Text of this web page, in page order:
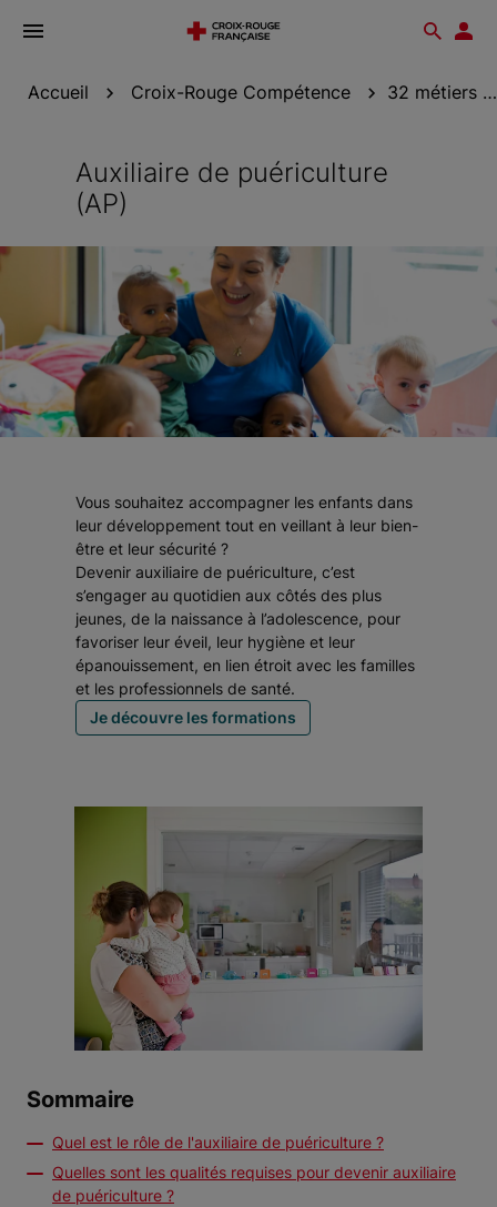
Ouvrir
Accueil Croix-Rouge Compétence 32 métiers accessibles avec Croix-Rouge...
Auxiliaire de puériculture
(AP)
Vous souhaitez accompagner les enfants dans
leur développement tout en veillant à leur bien-
être et leur sécurité ?
Devenir auxiliaire de puériculture, c’est
s’engager au quotidien aux côtés des plus
jeunes, de la naissance à l’adolescence, pour
favoriser leur éveil, leur hygiène et leur
épanouissement, en lien étroit avec les familles
et les professionnels de santé.
Je découvre les formations
Sommaire
Quel est le rôle de l'auxiliaire de puériculture ?
Quelles sont les qualités requises pour devenir auxiliaire
de puériculture ?